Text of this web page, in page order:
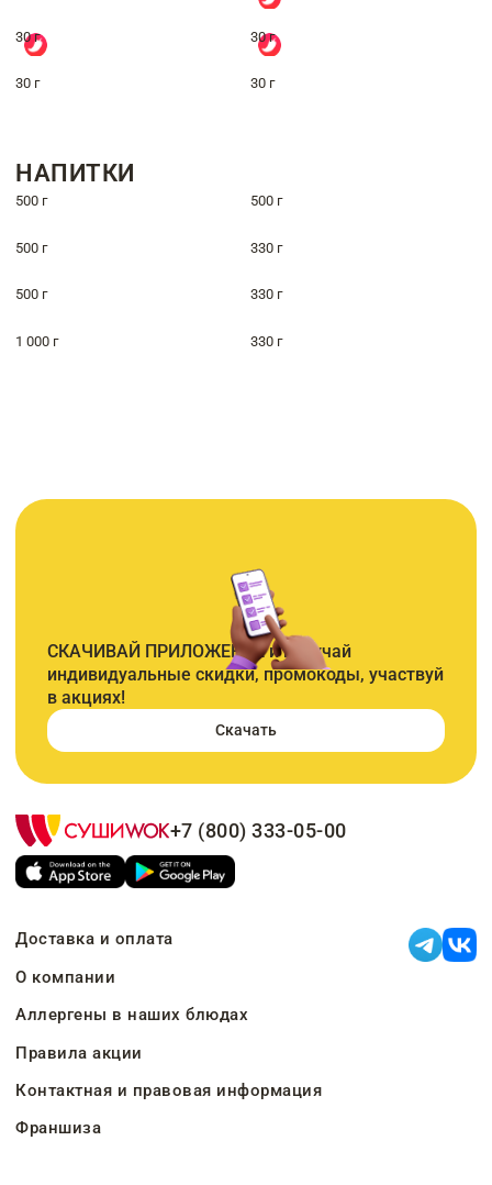
30 г 30 г
30 г 30 г
НАПИТКИ
500 г 500 г
500 г 330 г
500 г 330 г
1 000 г 330 г
СКАЧИВАЙ ПРИЛОЖЕНИЕ и получай
индивидуальные скидки, промокоды, участвуй
в акциях!
Скачать
+7 (800) 333-05-00
Доставка и оплата
О компании
Аллергены в наших блюдах
Правила акции
Контактная и правовая информация
Франшиза